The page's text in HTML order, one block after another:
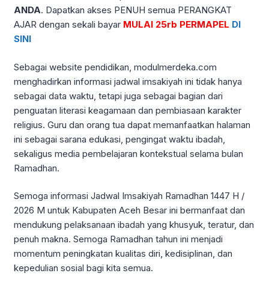
ANDA. Dapatkan akses PENUH semua PERANGKAT
AJAR dengan sekali bayar MULAI 25rb PERMAPEL DI
SINI
Sebagai website pendidikan, modulmerdeka.com
menghadirkan informasi jadwal imsakiyah ini tidak hanya
sebagai data waktu, tetapi juga sebagai bagian dari
penguatan literasi keagamaan dan pembiasaan karakter
religius. Guru dan orang tua dapat memanfaatkan halaman
ini sebagai sarana edukasi, pengingat waktu ibadah,
sekaligus media pembelajaran kontekstual selama bulan
Ramadhan.
Semoga informasi Jadwal Imsakiyah Ramadhan 1447 H /
2026 M untuk Kabupaten Aceh Besar ini bermanfaat dan
mendukung pelaksanaan ibadah yang khusyuk, teratur, dan
penuh makna. Semoga Ramadhan tahun ini menjadi
momentum peningkatan kualitas diri, kedisiplinan, dan
kepedulian sosial bagi kita semua.